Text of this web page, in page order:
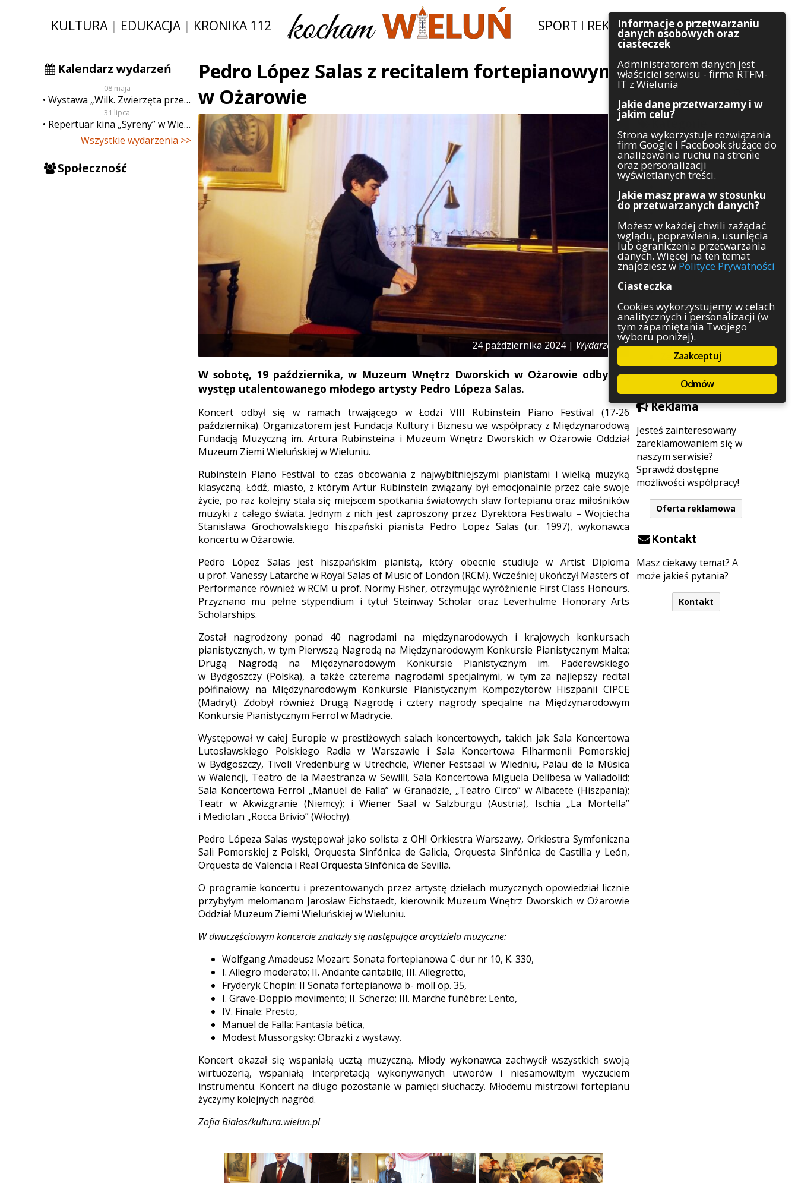
KULTURA| EDUKACJA| KRONIKA 112 SPORT I REKREACJA|INWESTYCJE
Kalendarz wydarzeń
08 maja
Wystawa „Wilk. Zwierzęta przeklęte”
31 lipca
Repertuar kina „Syreny” w Wieluniu w dn. od 31 lipca do 6 sierpnia
Wszystkie wydarzenia >>
Społeczność
Szukaj
Kategorie
Architektura
Gospodarka
Handel
Komunikaty
Kultura
Polityka
Pozostałe
Psychologia
Rolnictwo
Służby
Sport
Środowisko
Szkolnictwo
Wydarzenia
Zapowiedzi
Zdrowie
Reklama
Jesteś zainteresowany
zareklamowaniem się w
naszym serwisie?
Sprawdź dostępne
możliwości współpracy!
Oferta reklamowa
Kontakt
Masz ciekawy temat? A
może jakieś pytania?
Kontakt
Pedro López Salas z recitalem fortepianowym
w Ożarowie
24 października 2024 | Wydarzenia
W sobotę, 19 października, w Muzeum Wnętrz Dworskich w Ożarowie odbył się
występ utalentowanego młodego artysty Pedro Lópeza Salas.
Koncert odbył się w ramach trwającego w Łodzi VIII Rubinstein Piano Festival (17-26
października). Organizatorem jest Fundacja Kultury i Biznesu we współpracy z Międzynarodową
Fundacją Muzyczną im. Artura Rubinsteina i Muzeum Wnętrz Dworskich w Ożarowie Oddział
Muzeum Ziemi Wieluńskiej w Wieluniu.
Rubinstein Piano Festival to czas obcowania z najwybitniejszymi pianistami i wielką muzyką
klasyczną. Łódź, miasto, z którym Artur Rubinstein związany był emocjonalnie przez całe swoje
życie, po raz kolejny stała się miejscem spotkania światowych sław fortepianu oraz miłośników
muzyki z całego świata. Jednym z nich jest zaproszony przez Dyrektora Festiwalu – Wojciecha
Stanisława Grochowalskiego hiszpański pianista Pedro Lopez Salas (ur. 1997), wykonawca
koncertu w Ożarowie.
Pedro López Salas jest hiszpańskim pianistą, który obecnie studiuje w Artist Diploma
u prof. Vanessy Latarche w Royal Salas of Music of London (RCM). Wcześniej ukończył Masters of
Performance również w RCM u prof. Normy Fisher, otrzymując wyróżnienie First Class Honours.
Przyznano mu pełne stypendium i tytuł Steinway Scholar oraz Leverhulme Honorary Arts
Scholarships.
Został nagrodzony ponad 40 nagrodami na międzynarodowych i krajowych konkursach
pianistycznych, w tym Pierwszą Nagrodą na Międzynarodowym Konkursie Pianistycznym Malta;
Drugą Nagrodą na Międzynarodowym Konkursie Pianistycznym im. Paderewskiego
w Bydgoszczy (Polska), a także czterema nagrodami specjalnymi, w tym za najlepszy recital
półfinałowy na Międzynarodowym Konkursie Pianistycznym Kompozytorów Hiszpanii CIPCE
(Madryt). Zdobył również Drugą Nagrodę i cztery nagrody specjalne na Międzynarodowym
Konkursie Pianistycznym Ferrol w Madrycie.
Występował w całej Europie w prestiżowych salach koncertowych, takich jak Sala Koncertowa
Lutosławskiego Polskiego Radia w Warszawie i Sala Koncertowa Filharmonii Pomorskiej
w Bydgoszczy, Tivoli Vredenburg w Utrechcie, Wiener Festsaal w Wiedniu, Palau de la Música
w Walencji, Teatro de la Maestranza w Sewilli, Sala Koncertowa Miguela Delibesa w Valladolid;
Sala Koncertowa Ferrol „Manuel de Falla” w Granadzie, „Teatro Circo” w Albacete (Hiszpania);
Teatr w Akwizgranie (Niemcy); i Wiener Saal w Salzburgu (Austria), Ischia „La Mortella”
i Mediolan „Rocca Brivio” (Włochy).
Pedro Lópeza Salas występował jako solista z OH! Orkiestra Warszawy, Orkiestra Symfoniczna
Sali Pomorskiej z Polski, Orquesta Sinfónica de Galicia, Orquesta Sinfónica de Castilla y León,
Orquesta de Valencia i Real Orquesta Sinfónica de Sevilla.
O programie koncertu i prezentowanych przez artystę dziełach muzycznych opowiedział licznie
przybyłym melomanom Jarosław Eichstaedt, kierownik Muzeum Wnętrz Dworskich w Ożarowie
Oddział Muzeum Ziemi Wieluńskiej w Wieluniu.
W dwuczęściowym koncercie znalazły się następujące arcydzieła muzyczne:
Wolfgang Amadeusz Mozart: Sonata fortepianowa C-dur nr 10, K. 330,
I. Allegro moderato; II. Andante cantabile; III. Allegretto,
Fryderyk Chopin: II Sonata fortepianowa b- moll op. 35,
I. Grave-Doppio movimento; II. Scherzo; III. Marche funèbre: Lento,
IV. Finale: Presto,
Manuel de Falla: Fantasía bética,
Modest Mussorgsky: Obrazki z wystawy.
Koncert okazał się wspaniałą ucztą muzyczną. Młody wykonawca zachwycił wszystkich swoją
wirtuozerią, wspaniałą interpretacją wykonywanych utworów i niesamowitym wyczuciem
instrumentu. Koncert na długo pozostanie w pamięci słuchaczy. Młodemu mistrzowi fortepianu
życzymy kolejnych nagród.
Zofia Białas/kultura.wielun.pl
Informacje o przetwarzaniu
danych osobowych oraz
ciasteczek
Administratorem danych jest
właściciel serwisu - firma RTFM-
IT z Wielunia
Jakie dane przetwarzamy i w
jakim celu?
Strona wykorzystuje rozwiązania
firm Google i Facebook służące do
analizowania ruchu na stronie
oraz personalizacji
wyświetlanych treści.
Jakie masz prawa w stosunku
do przetwarzanych danych?
Możesz w każdej chwili zażądać
wglądu, poprawienia, usunięcia
lub ograniczenia przetwarzania
danych. Więcej na ten temat
znajdziesz w Polityce Prywatności
Ciasteczka
Cookies wykorzystujemy w celach
analitycznych i personalizacji (w
tym zapamiętania Twojego
wyboru poniżej).
Zaakceptuj
Odmów